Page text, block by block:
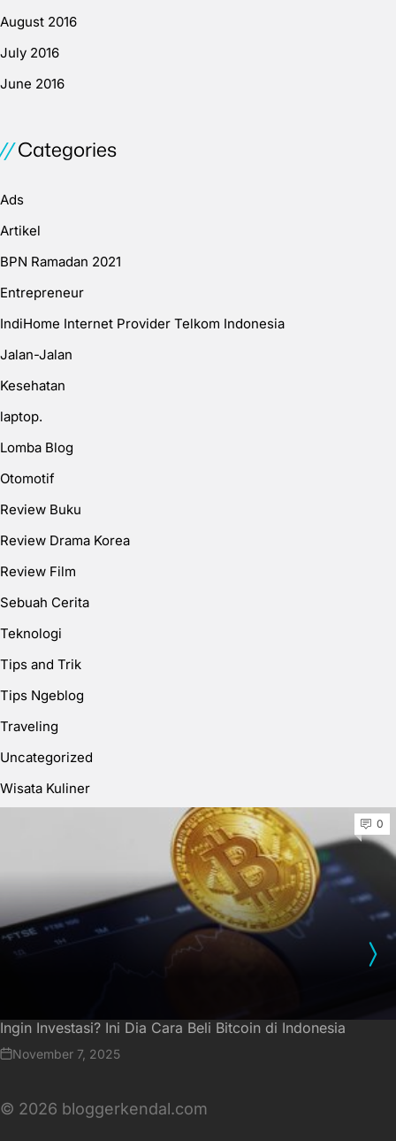
August 2016
July 2016
June 2016
Categories
Ads
Artikel
BPN Ramadan 2021
Entrepreneur
IndiHome Internet Provider Telkom Indonesia
Jalan-Jalan
Kesehatan
laptop.
Lomba Blog
Otomotif
Review Buku
Review Drama Korea
Review Film
Sebuah Cerita
Teknologi
Tips and Trik
Tips Ngeblog
Traveling
Uncategorized
Wisata Kuliner
Ingin Investasi? Ini Dia Cara Beli Bitcoin di Indonesia
November 7, 2025
0
© 2026 bloggerkendal.com